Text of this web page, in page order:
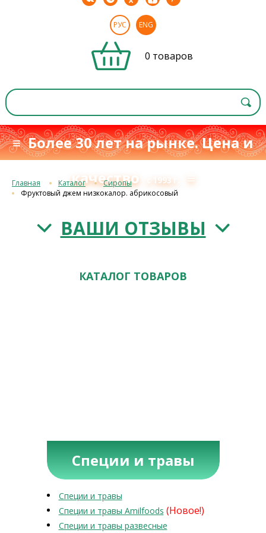
РУС ENG
0 товаров
≡ Более 30 лет на рынке. Цена и
качество
с 1993 г. ≡
Главная Каталог
Сиропы
Фруктовый джем низкокалор. абрикосовый
ВАШИ ОТЗЫВЫ
КАТАЛОГ ТОВАРОВ
Специи и травы
Специи и травы
Специи и травы Amilfoods (Новое!)
Специи и травы развесные